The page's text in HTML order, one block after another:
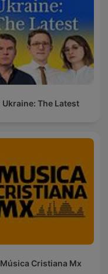
Ukraine: The Latest
Música Cristiana Mx